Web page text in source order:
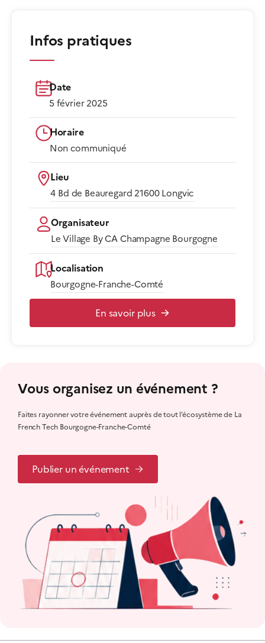
Infos pratiques
Date
5 février 2025
Horaire
Non communiqué​
Lieu
4 Bd de Beauregard 21600 Longvic​
Organisateur
Le Village By CA Champagne Bourgogne
Localisation
Bourgogne-Franche-Comté
En savoir plus
Vous organisez un événement ?
Faites rayonner votre événement auprès de tout l’écosystème de La
French Tech Bourgogne-Franche-Comté
Publier un événement